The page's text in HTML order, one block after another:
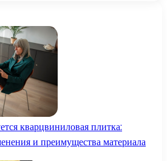
кварцвиниловая плитка:
и преимущества материала